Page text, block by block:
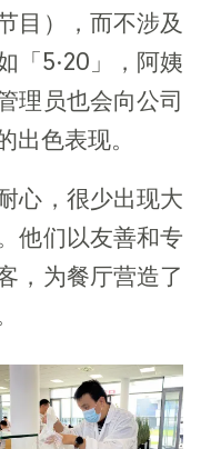
目），而不涉及
「5·20」，阿姨
理员也会向公司
出色表现。
心，很少出现大
他们以友善和专
，为餐厅营造了